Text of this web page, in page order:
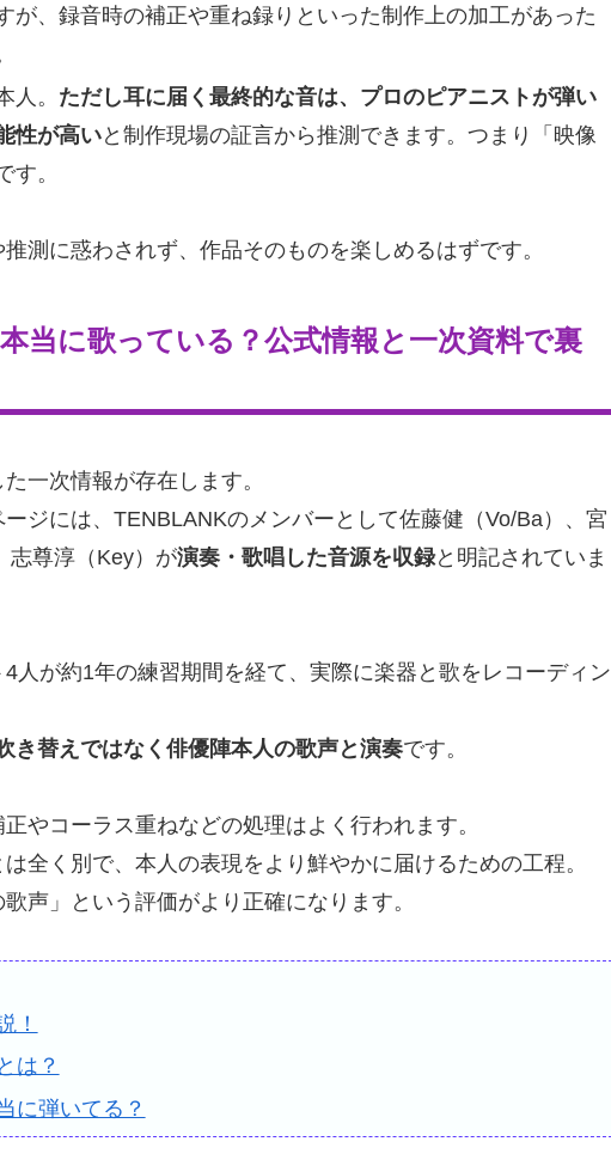
が、録音時の補正や重ね録りといった制作上の加工があった
人。 ただし耳に届く最終的な音は、プロのピアニストが弾い
性が高いと制作現場の証言から推測できます。つまり「映像
す。
測に惑わされず、作品そのものを楽しめるはずです。
当に歌っている？公式情報と一次資料で裏
一次情報が存在します。
ジには、TENBLANKのメンバーとして佐藤健（Vo/Ba）、宮
志尊淳（Key）が演奏・歌唱した音源を収録と明記されていま
人が約1年の練習期間を経て、実際に楽器と歌をレコーディン
き替えではなく俳優陣本人の歌声と演奏です。
やコーラス重ねなどの処理はよく行われます。
全く別で、本人の表現をより鮮やかに届けるための工程。
声」という評価がより正確になります。
！
は？
に弾いてる？